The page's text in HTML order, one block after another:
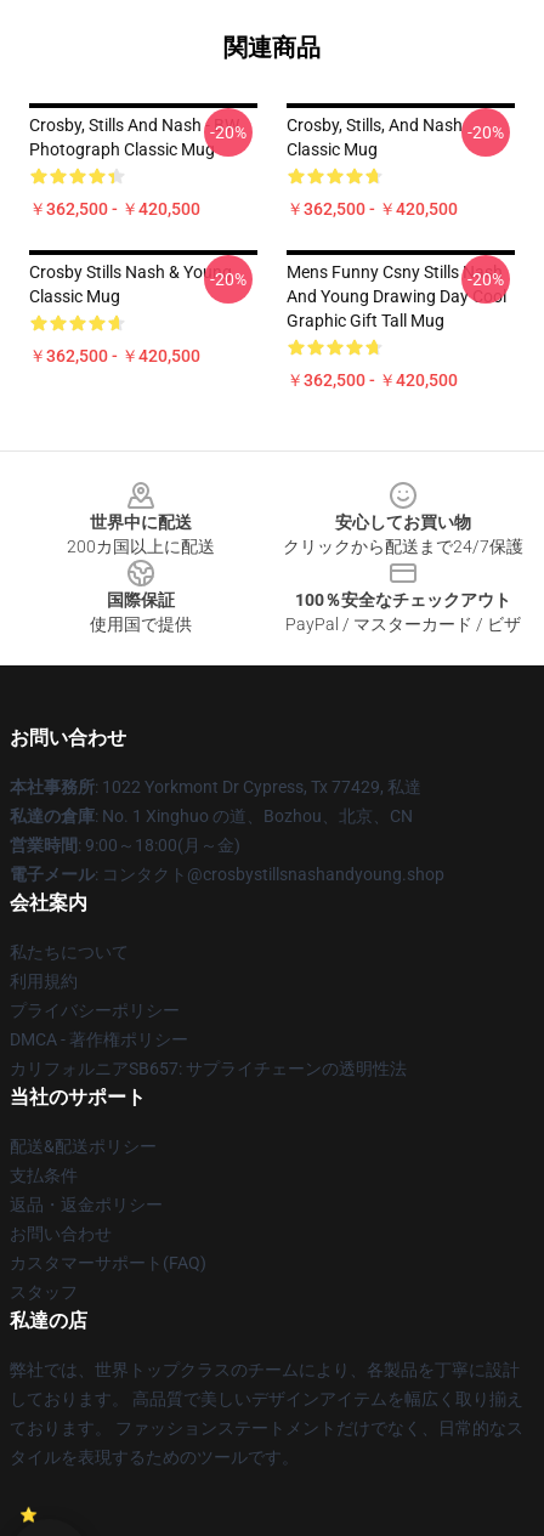
関連商品
Crosby, Stills And Nash - BW
Photograph Classic Mug
￥362,500 - ￥420,500
-20%
Crosby, Stills, And Nash
Classic Mug
￥362,500 - ￥420,500
-20%
Crosby Stills Nash & Young
Classic Mug
￥362,500 - ￥420,500
-20%
Mens Funny Csny Stills Nash
And Young Drawing Day Cool
Graphic Gift Tall Mug
￥362,500 - ￥420,500
-20%
世界中に配送
200カ国以上に配送
安心してお買い物
クリックから配送まで24/7保護
国際保証
使用国で提供
100％安全なチェックアウト
PayPal / マスターカード / ビザ
お問い合わせ
本社事務所: 1022 Yorkmont Dr Cypress, Tx 77429, 私達
私達の倉庫: No. 1 Xinghuo の道、Bozhou、北京、CN
営業時間: 9:00～18:00(月～金)
電子メール: コンタクト@crosbystillsnashandyoung.shop
会社案内
私たちについて
利用規約
プライバシーポリシー
DMCA - 著作権ポリシー
カリフォルニアSB657: サプライチェーンの透明性法
当社のサポート
配送&配送ポリシー
支払条件
返品・返金ポリシー
お問い合わせ
カスタマーサポート(FAQ)
スタッフ
私達の店
弊社では、世界トップクラスのチームにより、各製品を丁寧に設計
しております。 高品質で美しいデザインアイテムを幅広く取り揃え
ております。 ファッションステートメントだけでなく、日常的なス
タイルを表現するためのツールです。